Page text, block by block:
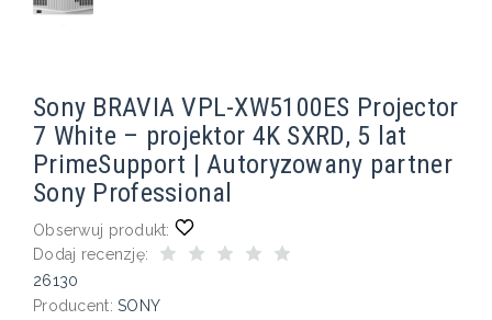
Sony BRAVIA VPL-XW5100ES Projector
7 White – projektor 4K SXRD, 5 lat
PrimeSupport | Autoryzowany partner
Sony Professional
Obserwuj produkt:
Dodaj recenzję:
26130
Producent: SONY